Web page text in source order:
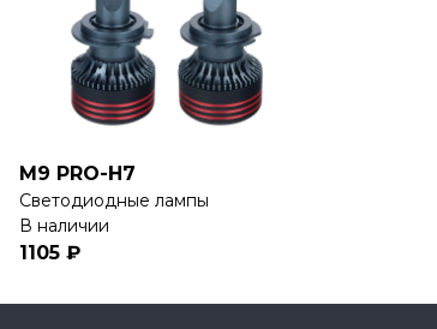
M9 PRO-H7
Светодиодные лампы
В наличии
1105 ₽